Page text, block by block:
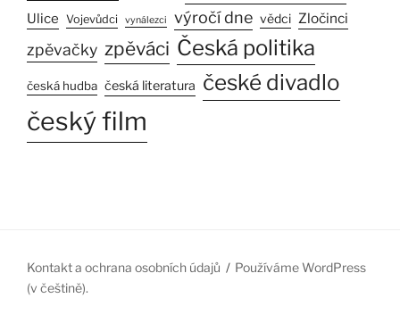
Ulice Vojevůdci vynálezci výročí dne vědci Zločinci
zpěvačky zpěváci Česká politika
česká hudba česká literatura české divadlo
český film
Kontakt a ochrana osobních údajů
Používáme WordPress
(v češtině).